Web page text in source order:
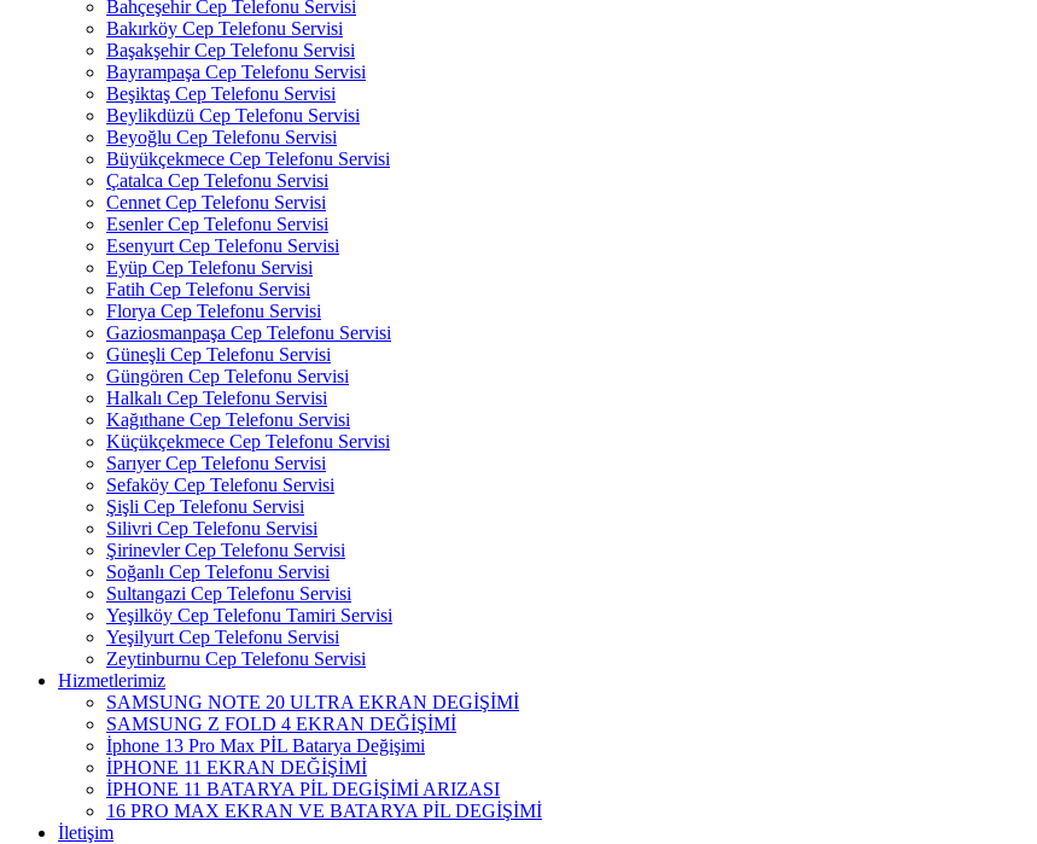
Bahçeşehir Cep Telefonu Servisi
Bakırköy Cep Telefonu Servisi
Başakşehir Cep Telefonu Servisi
Bayrampaşa Cep Telefonu Servisi
Beşiktaş Cep Telefonu Servisi
Beylikdüzü Cep Telefonu Servisi
Beyoğlu Cep Telefonu Servisi
Büyükçekmece Cep Telefonu Servisi
Çatalca Cep Telefonu Servisi
Cennet Cep Telefonu Servisi
Esenler Cep Telefonu Servisi
Esenyurt Cep Telefonu Servisi
Eyüp Cep Telefonu Servisi
Fatih Cep Telefonu Servisi
Florya Cep Telefonu Servisi
Gaziosmanpaşa Cep Telefonu Servisi
Güneşli Cep Telefonu Servisi
Güngören Cep Telefonu Servisi
Halkalı Cep Telefonu Servisi
Kağıthane Cep Telefonu Servisi
Küçükçekmece Cep Telefonu Servisi
Sarıyer Cep Telefonu Servisi
Sefaköy Cep Telefonu Servisi
Şişli Cep Telefonu Servisi
Silivri Cep Telefonu Servisi
Şirinevler Cep Telefonu Servisi
Soğanlı Cep Telefonu Servisi
Sultangazi Cep Telefonu Servisi
Yeşilköy Cep Telefonu Tamiri Servisi
Yeşilyurt Cep Telefonu Servisi
Zeytinburnu Cep Telefonu Servisi
Hizmetlerimiz
SAMSUNG NOTE 20 ULTRA EKRAN DEGİŞİMİ
SAMSUNG Z FOLD 4 EKRAN DEĞİŞİMİ
İphone 13 Pro Max PİL Batarya Değişimi
İPHONE 11 EKRAN DEĞİŞİMİ
İPHONE 11 BATARYA PİL DEGİŞİMİ ARIZASI
16 PRO MAX EKRAN VE BATARYA PİL DEGİŞİMİ
İletişim